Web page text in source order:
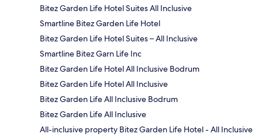
Bitez Garden Life Hotel Suites All Inclusive
Smartline Bitez Garden Life Hotel
Bitez Garden Life Hotel Suites – All Inclusive
Smartline Bitez Garn Life Inc
Bitez Garden Life Hotel All Inclusive Bodrum
Bitez Garden Life Hotel All Inclusive
Bitez Garden Life All Inclusive Bodrum
Bitez Garden Life All Inclusive
All-inclusive property Bitez Garden Life Hotel - All Inclusive